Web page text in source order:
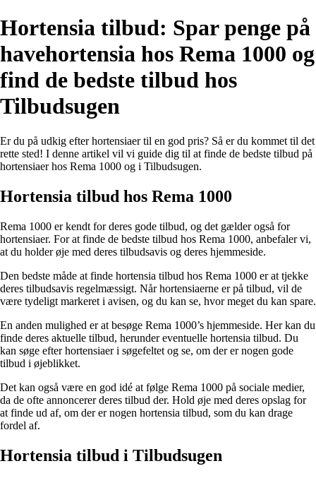
Hortensia tilbud: Spar penge på
havehortensia hos Rema 1000 og
find de bedste tilbud hos
Tilbudsugen
Er du på udkig efter hortensiaer til en god pris? Så er du kommet til det
rette sted! I denne artikel vil vi guide dig til at finde de bedste tilbud på
hortensiaer hos Rema 1000 og i Tilbudsugen.
Hortensia tilbud hos Rema 1000
Rema 1000 er kendt for deres gode tilbud, og det gælder også for
hortensiaer. For at finde de bedste tilbud hos Rema 1000, anbefaler vi,
at du holder øje med deres tilbudsavis og deres hjemmeside.
Den bedste måde at finde hortensia tilbud hos Rema 1000 er at tjekke
deres tilbudsavis regelmæssigt. Når hortensiaerne er på tilbud, vil de
være tydeligt markeret i avisen, og du kan se, hvor meget du kan spare.
En anden mulighed er at besøge Rema 1000’s hjemmeside. Her kan du
finde deres aktuelle tilbud, herunder eventuelle hortensia tilbud. Du
kan søge efter hortensiaer i søgefeltet og se, om der er nogen gode
tilbud i øjeblikket.
Det kan også være en god idé at følge Rema 1000 på sociale medier,
da de ofte annoncerer deres tilbud der. Hold øje med deres opslag for
at finde ud af, om der er nogen hortensia tilbud, som du kan drage
fordel af.
Hortensia tilbud i Tilbudsugen